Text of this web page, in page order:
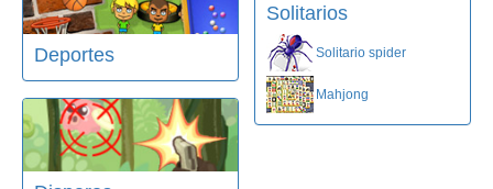
Deportes
Solitarios
Solitario spider
Mahjong